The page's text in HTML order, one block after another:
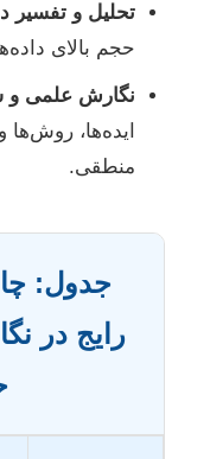
تحلیل و تفسیر
حجم بالای داده‌ها
نگارش علمی و
ایده‌ها، روش‌ها و
منطقی.
جدول:
رایج در